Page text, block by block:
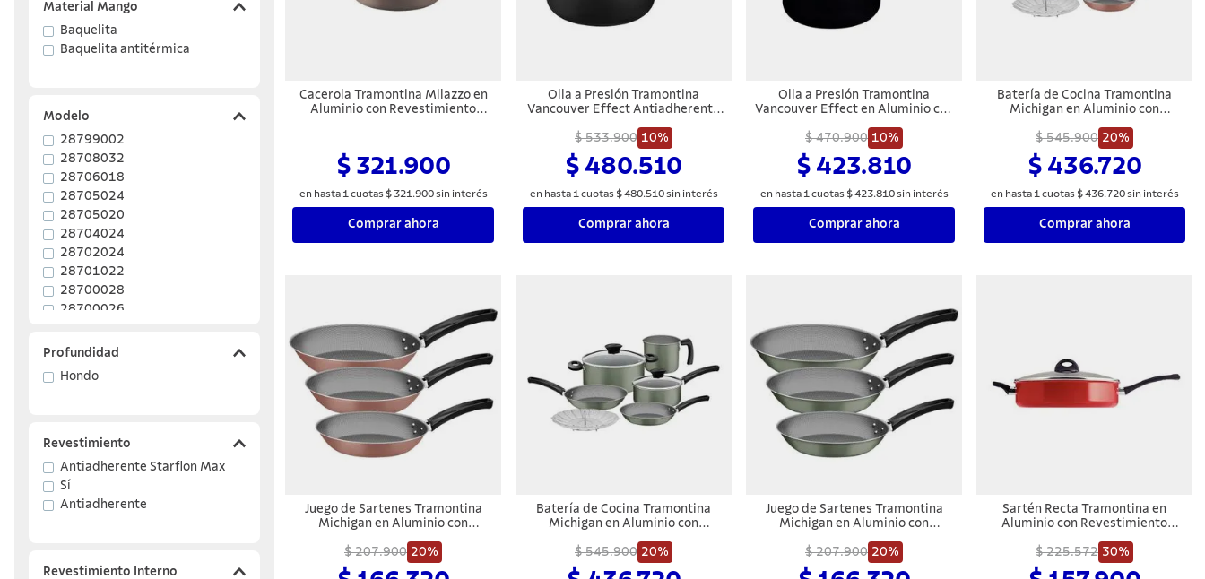
Material Mango
Baquelita
Baquelita antitérmica
Modelo
28799002
28708032
28706018
28705024
28705020
28704024
28702024
28701022
28700028
28700026
Profundidad
Hondo
Revestimiento
Antiadherente Starflon Max
Sí
Antiadherente
Revestimiento Interno
Cacerola Tramontina Milazzo en
Aluminio con Revestimiento
Almendra 24 cm
$ 321.900
en hasta 1 cuotas $ 321 .900sin interés
Comprar ahora
Olla a Presión Tramontina
Vancouver Effect Antiadherente
$ 533.900 10%
$ 480.510
en hasta 1 cuotas $ 480.510sin interés
Comprar ahora
Olla a Presión Tramontina
Vancouver Effect en Aluminio con
en Antiadherente Starflon Max
Negro 20 cm 4,5 L
$ 470.900 10%
$ 423.810
en hasta 1 cuotas $ 423.810sin interés
Comprar ahora
Batería de Cocina Tramontina
Michigan en Aluminio con
Antiadherente Starflon Max y
Asas Siena Natural 8 Piezas
$ 545.900 20%
$ 436.720
en hasta 1 cuotas $ 436.720sin interés
Comprar ahora
Juego de Sartenes Tramontina
Michigan en Aluminio con
con Antiadherente Starflon Max
Siena Natural 3 Piezas
$ 207.900 20%
Batería de Cocina Tramontina
Michigan en Aluminio con
Antiadherente Starflon Max Asas
Verde Oliva 8 Piezas
$ 545.900 20%
Juego de Sartenes Tramontina
Michigan en Aluminio con
con Antiadherente Starflon Max
Verde Oliva 3 Piezas
$ 207.900 20%
Sartén Recta Tramontina en
Aluminio con Revestimiento
Starflon Max y Externo de Silicona
Rojo 30 cm 4,9 L
$ 225.572 30%